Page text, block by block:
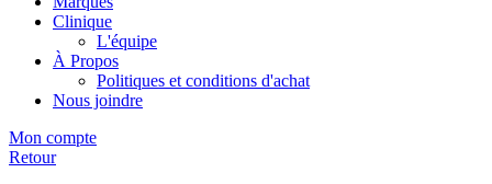
Clinique
L'équipe
À Propos
Politiques et conditions d'achat
Nous joindre
Mon compte
Retour